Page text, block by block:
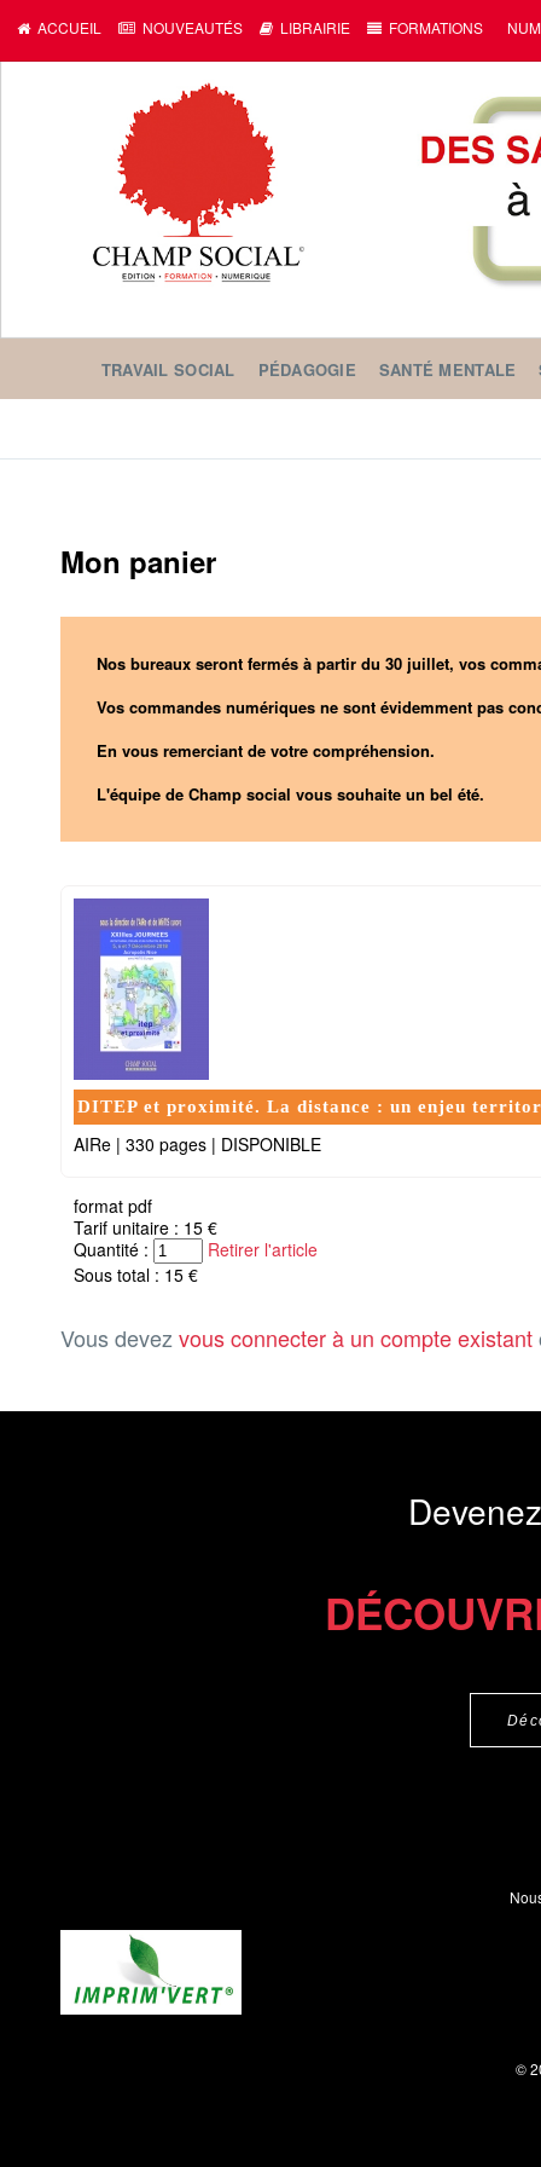
ACCUEIL NOUVEAUTÉS LIBRAIRIE FORMATIONS
TRAVAIL SOCIAL PÉDAGOGIE SANTÉ MENTALE
Mon panier
Nos bureaux seront fermés à partir du 30 juillet, vos
Vos commandes numériques ne sont évidemment pas
En vous remerciant de votre compréhension.
L'équipe de Champ social vous souhaite un bel été.
DITEP et proximité. La distance : un enjeu
AIRe | 330 pages | DISPONIBLE
format pdf
Tarif unitaire : 15 €
Quantité :
Retirer l'article
Sous total : 15 €
Vous devez vous connecter à un compte existant
©